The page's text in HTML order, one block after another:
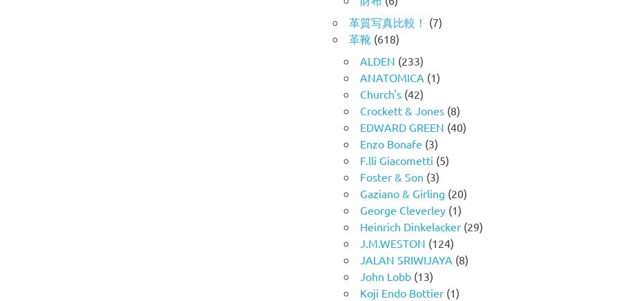
革質写真比較！ (7)
革靴 (618)
ALDEN (233)
ANATOMICA (1)
Church's (42)
Crockett & Jones (8)
EDWARD GREEN (40)
Enzo Bonafe (3)
F.lli Giacometti (5)
Foster & Son (3)
Gaziano & Girling (20)
George Cleverley (1)
Heinrich Dinkelacker (29)
J.M.WESTON (124)
JALAN SRIWIJAYA (8)
John Lobb (13)
Koji Endo Bottier (1)